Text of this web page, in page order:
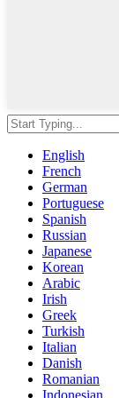
English
French
German
Portuguese
Spanish
Russian
Japanese
Korean
Arabic
Irish
Greek
Turkish
Italian
Danish
Romanian